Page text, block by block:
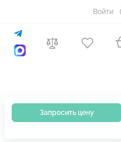
Войти
Запросить цену